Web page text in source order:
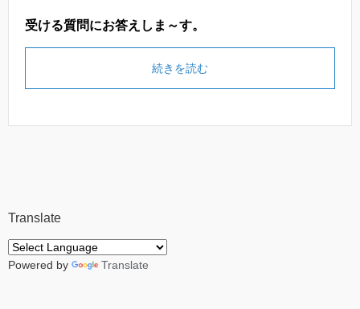
受ける質問にお答えしま～す。
続きを読む
Translate
Powered by Translate